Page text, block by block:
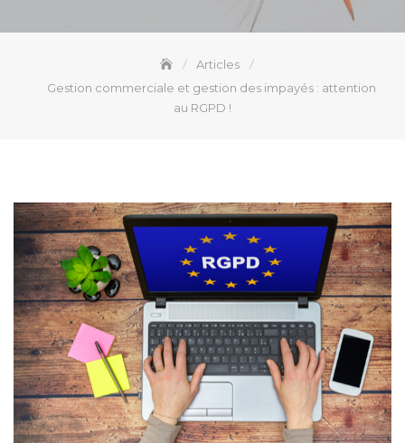
Articles
Gestion commerciale et gestion des impayés : attention
au RGPD !